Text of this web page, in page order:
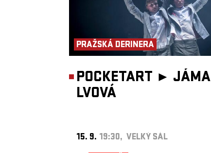
PRAŽSKÁ DERINERA
POCKETART ► JÁMA
LVOVÁ
15. 9. 19:30, VELKÝ SÁL